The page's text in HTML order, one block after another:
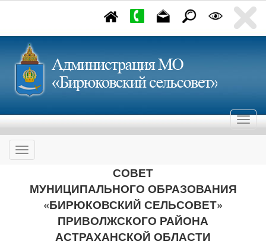
СОВЕТ
МУНИЦИПАЛЬНОГО ОБРАЗОВАНИЯ
«БИРЮКОВСКИЙ СЕЛЬСОВЕТ»
ПРИВОЛЖСКОГО РАЙОНА
АСТРАХАНСКОЙ ОБЛАСТИ